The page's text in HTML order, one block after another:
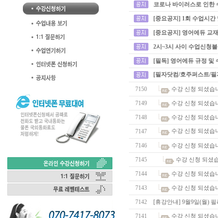
코로나 바이러스로 인한
[중요공지] 1회 수업시
[중요공지] 영어에듀 교
2시~3시 사이 수업신청
[필독] 영어에듀 규정 및
[필자닷컴/호주퍼스트/
7150 수강 신청 되셨습
7149 수강 신청 되셨습
7148 수강 신청 되셨습
7147 수강 신청 되셨습
7146 수강 신청 되셨습
7145 수강 신청 되셨
7144 수강 신청 되셨습
7143 수강 신청 되셨습
7142 [휴강안내] 9월9일(월)
7141 수강 신청 되셨습